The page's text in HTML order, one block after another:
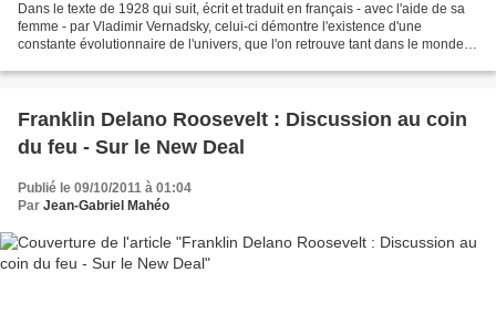
Dans le texte de 1928 qui suit, écrit et traduit en français - avec l'aide de sa
femme - par Vladimir Vernadsky, celui-ci démontre l'existence d'une
constante évolutionnaire de l'univers, que l'on retrouve tant dans le monde
Franklin Delano Roosevelt : Discussion au coin
du feu - Sur le New Deal
Publié le 09/10/2011 à 01:04
Par Jean-Gabriel Mahéo